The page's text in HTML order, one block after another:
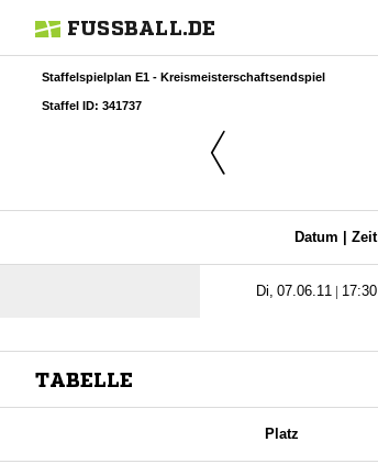
FUSSBALL.DE
Staffelspielplan E1 - Kreismeisterschaftsendspiel
Staffel ID: 341737
Datum | Zeit
  | 
TABELLE
Platz